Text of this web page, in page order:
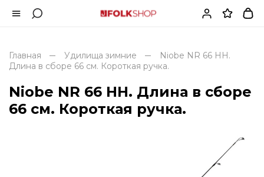
Главная Удилища зимние
Niobe NR 66 HH.
Длина в сборе 66 см. Короткая ручка.
Niobe NR 66 HH. Длина в сборе
66 см. Короткая ручка.